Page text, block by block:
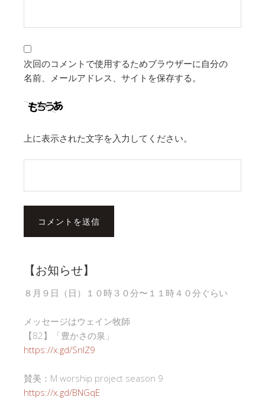
次回のコメントで使用するためブラウザーに自分の
名前、メールアドレス、サイトを保存する。
上に表示された文字を入力してください。
【お知らせ】
８月９日（日）１０時３０分〜１１時４０分ぐらい
メッセージはウェイン牧師
【82】「豊かさの泉」
https://x.gd/SnlZ9
賛美：M worship project season 9
https://x.gd/BNGqE